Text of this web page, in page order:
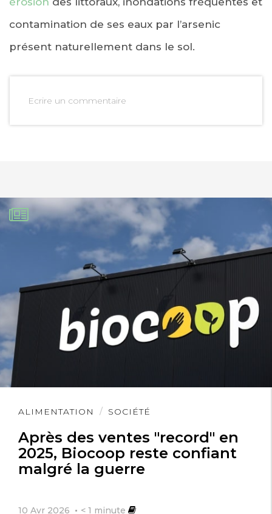
contamination de ses eaux par l’arsenic
présent naturellement dans le sol.
Ecrire un commentaire
ALIMENTATION SOCIÉTÉ
Après des ventes "record" en
2025, Biocoop reste confiant
malgré la guerre
10 Avr 2026 < 1 minute
Lire